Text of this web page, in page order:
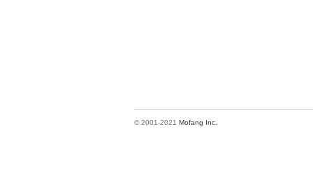
© 2001-2021 Mofang Inc.